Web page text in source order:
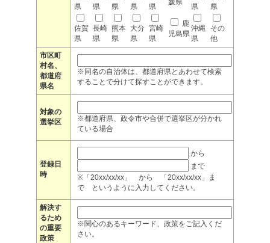
県
県
県
県
県
媛県
県
県
佐賀
県
長崎
県
熊本
県
大分
県
宮崎
県
鹿
児島県
沖縄
県
その
他
市区町
村名、
都道府
県名
※同名の自治体は、都道府県とあわせて検索
することで分けて探すことができます。
対象の
選挙区
※都道府県、政令市や合併で選挙区が分かれ
ている場合
登録日
時
から
まで
※「20xx/xx/xx」 から 「20xx/xx/xx」ま
で というように入力してください。
解決す
るため
の重要
政策
※関心のあるキーワード、政策をご記入くだ
さい。